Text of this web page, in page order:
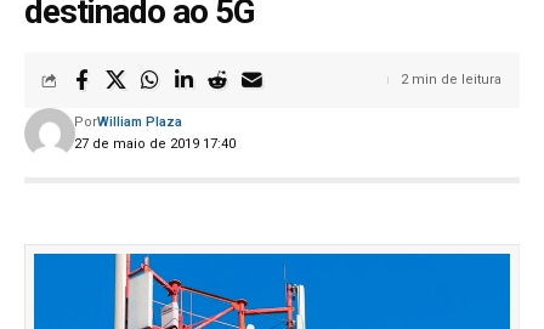
destinado ao 5G
27 de maio de 2019 17:40
PorWilliam Plaza
2 min de leitura